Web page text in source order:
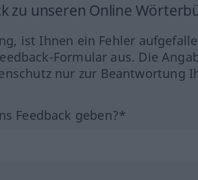
zu unseren Online
ist Ihnen ein Fehler
Formular aus. Die
nur zur Beantwortung
Feedback geben?*